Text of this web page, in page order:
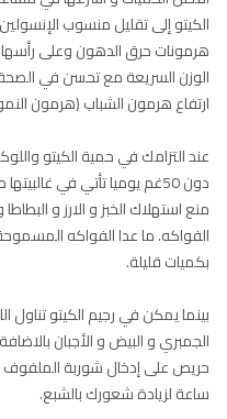
الكيتو إلى تقليل منسوب
هرمونات حرق الدهون وعلى رأسها
الوزن السريعة مع تحسن في
ارتفاع هرمون الشباب (هرمون
عند التزامك في حمية الكيتو
دون 50غم يوميا تأتي في
منع استهلاك الخبز و الارز و
الفواكه. ما عدا الفواكه
بكميات قليلة.
بينما يمكن في رجيم الكيتو تناول
الجمبري و البيض و الأجبان
حريص على إدخال شوربة الملفوف
ساعة لزيادة شعورك بالشبع.